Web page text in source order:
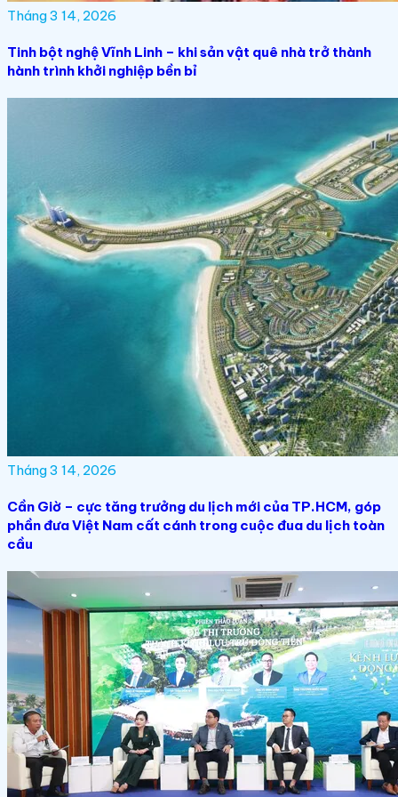
Tháng 3 14, 2026
Tinh bột nghệ Vĩnh Linh – khi sản vật quê nhà trở thành
hành trình khởi nghiệp bền bỉ
Tháng 3 14, 2026
Cần Giờ – cực tăng trưởng du lịch mới của TP.HCM, góp
phần đưa Việt Nam cất cánh trong cuộc đua du lịch toàn
cầu